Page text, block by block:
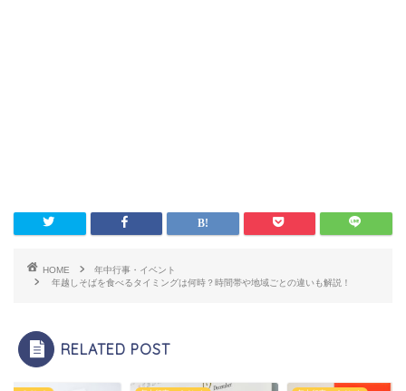
HOME
年中行事・イベント
年越しそばを食べるタイミングは何時？時間帯や地域ごとの違いも解説！
RELATED POST